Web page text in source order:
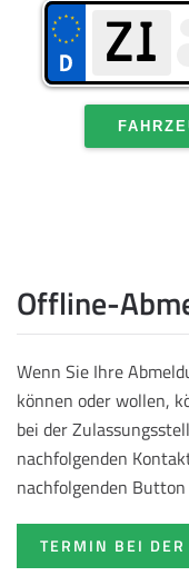
Offline-
Wenn Sie Ihre
können oder wollen,
bei der
nachfolgenden
nachfolgenden
TERMIN BEI DER